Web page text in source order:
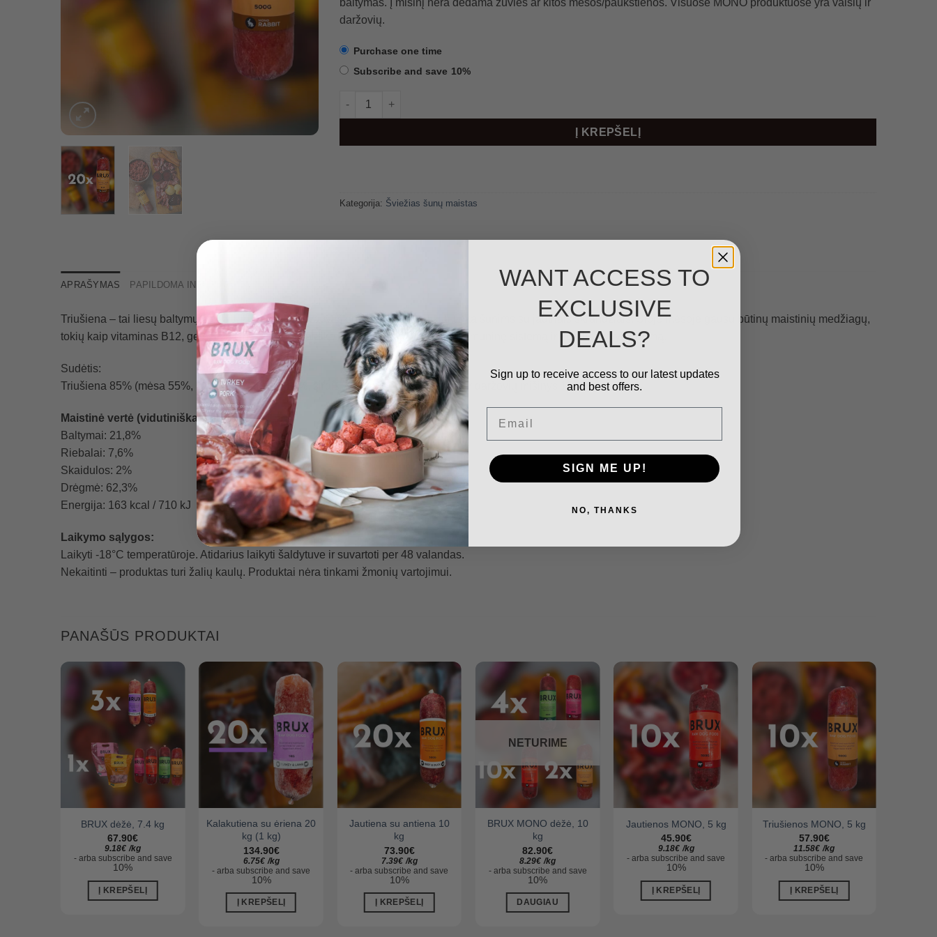
baltymas. Į mišinį nėra dedama žuvies ar kitos mėsos/paukštienos. Visuose MONO produktuose yra vaisių ir
daržovių.
Purchase one time
Subscribe and save 10%
produkto kiekis: Triušienos MONO, 10 kg
Į KREPŠELĮ
Kategorija: Šviežias šunų maistas
APRAŠYMAS PAPILDOMA INFORMACIJA
Triušiena – tai liesų baltymų šaltinis, kuris yra lengvai virškinamas, todėl puikiai tinka šunims su jautriais skrandžiais. Šioje mėsoje gausu būtinų maistinių medžiagų,
tokių kaip vitaminas B12, geležis ir cinkas, kurie palaiko energijos gamybą, sveiką imuninę sistemą ir bendrą gyvybingumą.
Sudėtis:
Triušiena 85% (mėsa 55%, kaulai ir kremzlės 18%, širdis 7%, kepenys 5%), vaisių ir daržovių mišinys 15%.
Maistinė vertė (vidutiniškai 100 g):
Baltymai: 21,8%
Riebalai: 7,6%
Skaidulos: 2%
Drėgmė: 62,3%
Energija: 163 kcal / 710 kJ
Laikymo sąlygos:
Laikyti -18°C temperatūroje. Atidarius laikyti šaldytuve ir suvartoti per 48 valandas.
Nekaitinti – produktas turi žalių kaulų. Produktai nėra tinkami žmonių vartojimui.
PANAŠŪS PRODUKTAI
BRUX dėžė, 7.4 kg
67.90€
9.18€ /kg
- arba subscribe and save
10%
Į KREPŠELĮ
Kalakutiena su ėriena 20
kg (1 kg)
134.90€
6.75€ /kg
-arba subscribe and save
10%
Į KREPŠELĮ
Jautiena su antiena 10
kg
73.90€
7.39€ /kg
-arba subscribe and save
10%
Į KREPŠELĮ
NETURIME
BRUX MONO dėžė, 10
kg
82.90€
8.29€ /kg
- arba subscribe and save
10%
DAUGIAU
Jautienos MONO, 5 kg
45.90€
9.18€ /kg
-arba subscribe and save
10%
Į KREPŠELĮ
Triušienos MONO, 5 kg
57.90€
11.58€ /kg
-arba subscribe and save
10%
Į KREPŠELĮ
WANT ACCESS TO
EXCLUSIVE
DEALS?
Sign up to receive access to our latest updates
and best offers.
SIGN ME UP!
NO, THANKS